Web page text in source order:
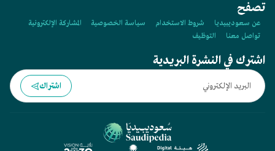
تصفح
عن سعوديبيديا شروط الاستخدام سياسة الخصوصية
المشاركة الإلكترونية
تواصل معنا
التوظيف
اشترك في النشرة البريدية
اشتراك